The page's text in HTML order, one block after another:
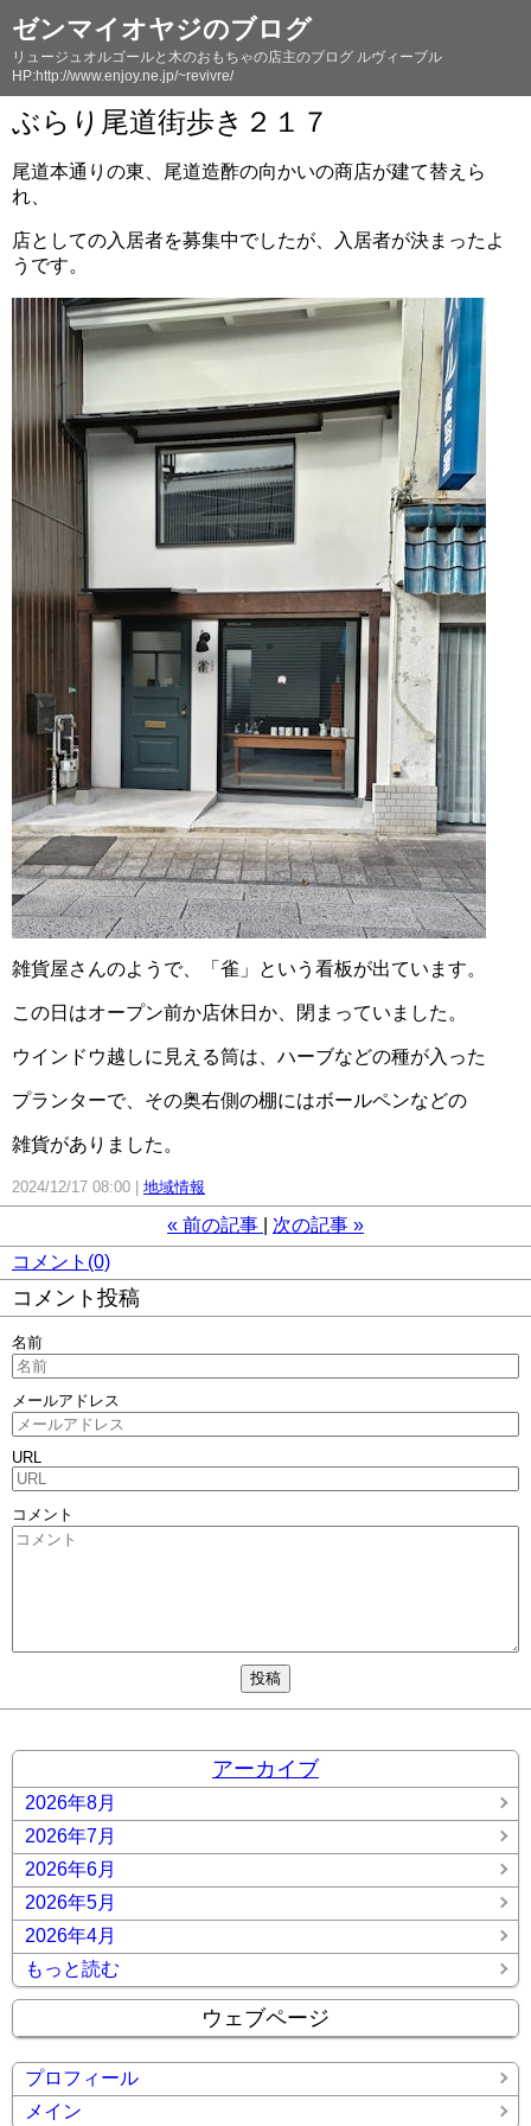
ゼンマイオヤジのブログ
リュージュオルゴールと木のおもちゃの店主のブログ ルヴィーブル
HP:http://www.enjoy.ne.jp/~revivre/
ぶらり尾道街歩き２１７
尾道本通りの東、尾道造酢の向かいの商店が建て替えら
れ、
店としての入居者を募集中でしたが、入居者が決まったよ
うです。
雑貨屋さんのようで、「雀」という看板が出ています。
この日はオープン前か店休日か、閉まっていました。
ウインドウ越しに見える筒は、ハーブなどの種が入った
プランターで、その奥右側の棚にはボールペンなどの
雑貨がありました。
2024/12/17 08:00 地域情報
« 前の記事 次の記事 »
コメント(0)
コメント投稿
名前
メールアドレス
URL
コメント
アーカイブ
2026年8月
2026年7月
2026年6月
2026年5月
2026年4月
もっと読む
ウェブページ
プロフィール
メイン